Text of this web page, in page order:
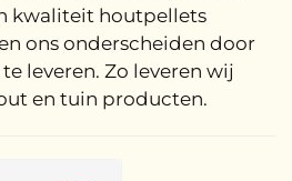
kwaliteit houtpellets
ons onderscheiden door
leveren. Zo leveren wij
en tuin producten.